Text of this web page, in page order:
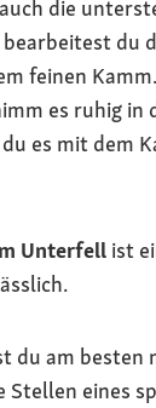
die
du
feinen
es ruhig in
es mit dem
Unterfell ist
du am besten
Stellen eines